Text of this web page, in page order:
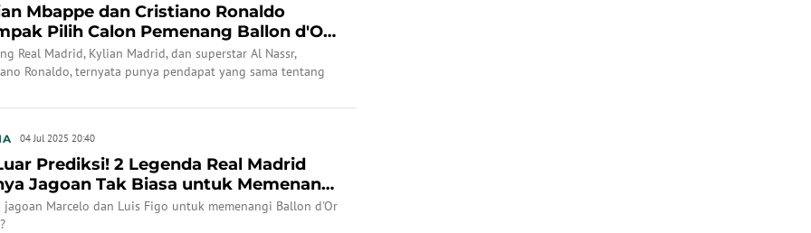
Mbappe dan Cristiano Ronaldo
Pilih Calon Pemenang Ballon d'Or
Real Madrid, Kylian Madrid, dan superstar Al Nassr,
Ronaldo, ternyata punya pendapat yang sama tentang
04 Jul 2025 20:40
Prediksi! 2 Legenda Real Madrid
Jagoan Tak Biasa untuk Memenangi
d'Or...
jagoan Marcelo dan Luis Figo untuk memenangi Ballon d'Or